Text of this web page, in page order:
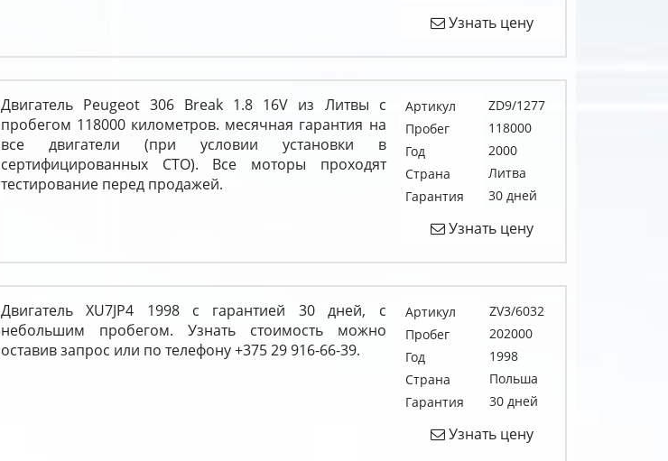
Узнать цену
Двигатель Peugeot 306 Break 1.8 16V из Литвы с
пробегом 118000 километров. месячная гарантия на
все двигатели (при условии установки в
сертифицированных СТО). Все моторы проходят
тестирование перед продажей.
Артикул
ZD9/1277
Пробег
118000
Год
2000
Страна
Литва
Гарантия
30 дней
Узнать цену
Двигатель XU7JP4 1998 с гарантией 30 дней, с
небольшим пробегом. Узнать стоимость можно
оставив запрос или по телефону +375 29 916-66-39.
Артикул
ZV3/6032
Пробег
202000
Год
1998
Страна
Польша
Гарантия
30 дней
Узнать цену